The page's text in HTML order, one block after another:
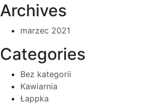
Archives
marzec 2021
Categories
Bez kategorii
Kawiarnia
Łappka